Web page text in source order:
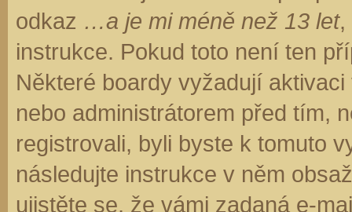
odkaz …a je mi méně než 13 let,
instrukce. Pokud toto není ten
Některé boardy vyžadují
nebo administrátorem před tím,
registrovali, byli byste k tomuto
následujte instrukce v něm
ujistěte se, že vámi zadaná e-